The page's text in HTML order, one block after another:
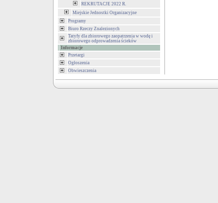
REKRUTACJE 2022 R.
Miejskie Jednostki Organizacyjne
Programy
Biuro Rzeczy Znalezionych
Tatyfy dla zbiorowego zaopatrzenia w wodę i
zbiorowego odprowadzenia ścieków
Informacje
Przetargi
Ogłoszenia
Obwieszczenia